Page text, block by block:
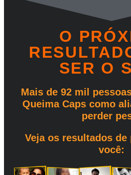
O
SER O
Mais de 92 mil
Queima Caps como
perder
Veja os resultados de
você: